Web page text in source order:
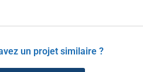
un projet similaire ?